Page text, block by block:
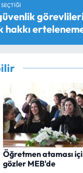
hakkı
Öğretmen ataması
gözler MEB'de